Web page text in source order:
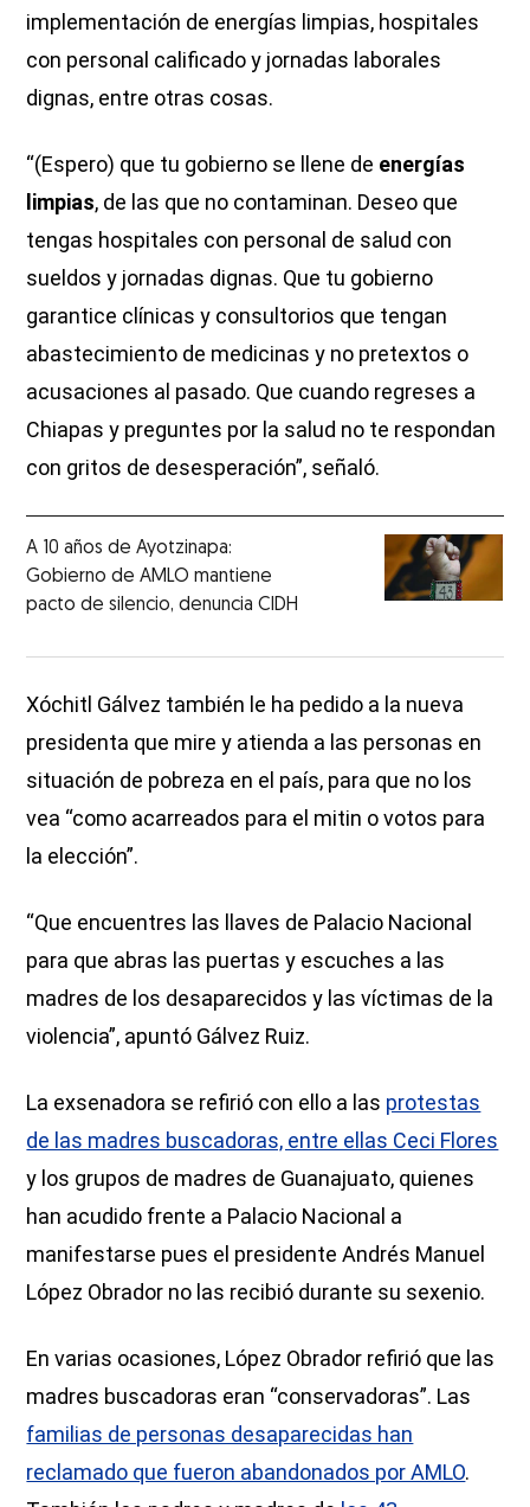
implementación de energías limpias, hospitales
con personal calificado y jornadas laborales
dignas, entre otras cosas.
“(Espero) que tu gobierno se llene de energías
limpias, de las que no contaminan. Deseo que
tengas hospitales con personal de salud con
sueldos y jornadas dignas. Que tu gobierno
garantice clínicas y consultorios que tengan
abastecimiento de medicinas y no pretextos o
acusaciones al pasado. Que cuando regreses a
Chiapas y preguntes por la salud no te respondan
con gritos de desesperación”, señaló.
A 10 años de Ayotzinapa:
Gobierno de AMLO mantiene
pacto de silencio, denuncia CIDH
Xóchitl Gálvez también le ha pedido a la nueva
presidenta que mire y atienda a las personas en
situación de pobreza en el país, para que no los
vea “como acarreados para el mitin o votos para
la elección”.
“Que encuentres las llaves de Palacio Nacional
para que abras las puertas y escuches a las
madres de los desaparecidos y las víctimas de la
violencia”, apuntó Gálvez Ruiz.
La exsenadora se refirió con ello a las protestas
de las madres buscadoras, entre ellas Ceci Flores
y los grupos de madres de Guanajuato, quienes
han acudido frente a Palacio Nacional a
manifestarse pues el presidente Andrés Manuel
López Obrador no las recibió durante su sexenio.
En varias ocasiones, López Obrador refirió que las
madres buscadoras eran “conservadoras”. Las
familias de personas desaparecidas han
reclamado que fueron abandonados por AMLO.